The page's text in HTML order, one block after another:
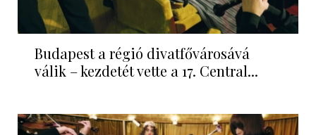
Budapest a régió divatfővárosává
válik – kezdetét vette a 17. Central...